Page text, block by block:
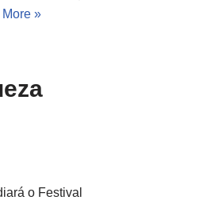
More »
o Festival